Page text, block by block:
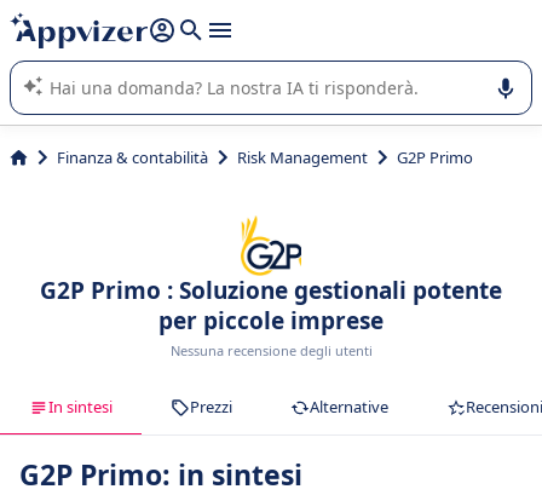
righe con
shift + enter
L'IA di Appvizer vi guida nell'utilizzo o nella scelta di un
software SaaS per la vostra azienda.
Finanza & contabilità Risk Management G2P Primo
G2P Primo : Soluzione gestionali potente
per piccole imprese
Nessuna recensione degli utenti
In sintesi Prezzi Alternative Recensioni
G2P Primo: in sintesi